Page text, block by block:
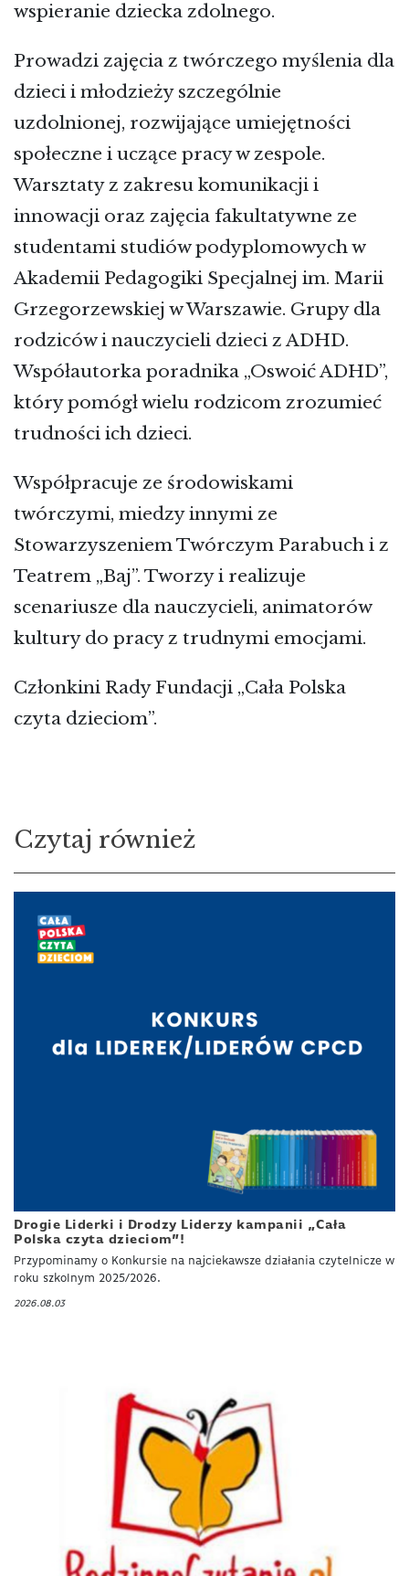
wspieranie dziecka zdolnego.
Prowadzi zajęcia z twórczego myślenia dla
dzieci i młodzieży szczególnie
uzdolnionej, rozwijające umiejętności
społeczne i uczące pracy w zespole.
Warsztaty z zakresu komunikacji i
innowacji oraz zajęcia fakultatywne ze
studentami studiów podyplomowych w
Akademii Pedagogiki Specjalnej im. Marii
Grzegorzewskiej w Warszawie. Grupy dla
rodziców i nauczycieli dzieci z ADHD.
Współautorka poradnika „Oswoić ADHD”,
który pomógł wielu rodzicom zrozumieć
trudności ich dzieci.
Współpracuje ze środowiskami
twórczymi, miedzy innymi ze
Stowarzyszeniem Twórczym Parabuch i z
Teatrem „Baj”. Tworzy i realizuje
scenariusze dla nauczycieli, animatorów
kultury do pracy z trudnymi emocjami.
Członkini Rady Fundacji „Cała Polska
czyta dzieciom”.
Czytaj również
Drogie Liderki i Drodzy Liderzy kampanii „Cała
Polska czyta dzieciom”!
Przypominamy o Konkursie na najciekawsze działania czytelnicze w
roku szkolnym 2025/2026.
2026.08.03